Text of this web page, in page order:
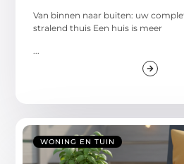
Van binnen naar buiten: uw
stralend thuis Een huis is meer
WONING EN TUIN